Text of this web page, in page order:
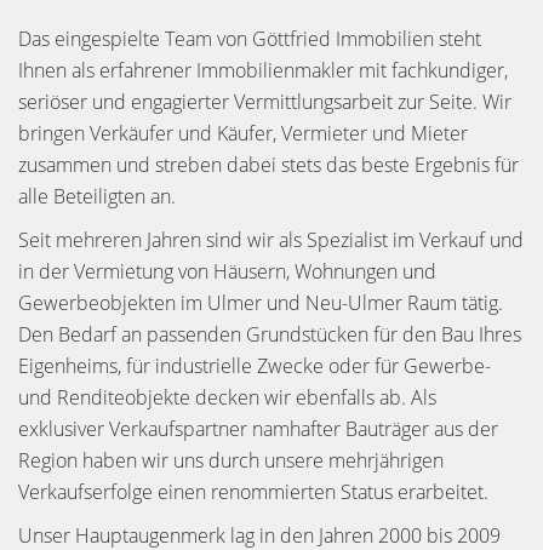
Das eingespielte Team von Göttfried Immobilien steht
Ihnen als erfahrener Immobilienmakler mit fachkundiger,
seriöser und engagierter Vermittlungsarbeit zur Seite. Wir
bringen Verkäufer und Käufer, Vermieter und Mieter
zusammen und streben dabei stets das beste Ergebnis für
alle Beteiligten an.
Seit mehreren Jahren sind wir als Spezialist im Verkauf und
in der Vermietung von Häusern, Wohnungen und
Gewerbeobjekten im Ulmer und Neu-Ulmer Raum tätig.
Den Bedarf an passenden Grundstücken für den Bau Ihres
Eigenheims, für industrielle Zwecke oder für Gewerbe-
und Renditeobjekte decken wir ebenfalls ab. Als
exklusiver Verkaufspartner namhafter Bauträger aus der
Region haben wir uns durch unsere mehrjährigen
Verkaufserfolge einen renommierten Status erarbeitet.
Unser Hauptaugenmerk lag in den Jahren 2000 bis 2009